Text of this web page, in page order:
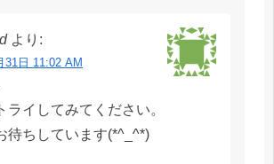
より:
31日 11:02 AM
ライしてみてください。
待ちしています(*^_^*)